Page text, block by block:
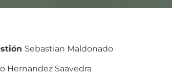
Sebastian Maldonado
Hernandez Saavedra